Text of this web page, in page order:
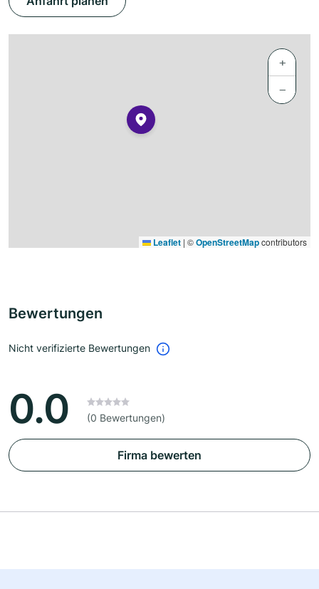
+
−
Leaflet | ©OpenStreetMapcontributors
Bewertungen
Nicht verifizierte Bewertungen
0.0 (0 Bewertungen)
Firma bewerten